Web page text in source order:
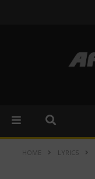
HOME LYRICS